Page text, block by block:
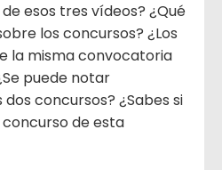
esos tres vídeos? ¿Qué
los concursos? ¿Los
la misma convocatoria
puede notar
concursos? ¿Sabes si
de esta